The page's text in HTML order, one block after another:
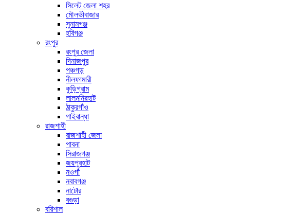
সিলেট জেলা শহর
মৌলভীবাজার
সুনামগঞ্জ
হবিগঞ্জ
রংপুর
রংপুর জেলা
দিনাজপুর
পঞ্চগড়
নীলফামারী
কুড়িগ্রাম
লালমনিরহাট
ঠাকুরগাঁও
গাইবান্ধা
রাজশাহী
রাজশাহী জেলা
পাবনা
সিরাজগঞ্জ
জয়পুরহাট
নওগাঁ
নবাবগঞ্জ
নাটোর
বগুড়া
বরিশাল